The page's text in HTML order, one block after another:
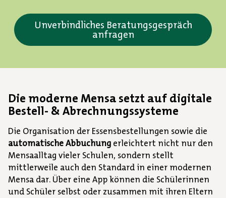
Unverbindliches Beratungsgespräch
anfragen
Die moderne Mensa setzt auf digitale
Bestell- & Abrechnungssysteme
Die Organisation der Essensbestellungen sowie die
automatische Abbuchung erleichtert nicht nur den
Mensaalltag vieler Schulen, sondern stellt
mittlerweile auch den Standard in einer modernen
Mensa dar. Über eine App können die Schülerinnen
und Schüler selbst oder zusammen mit ihren Eltern